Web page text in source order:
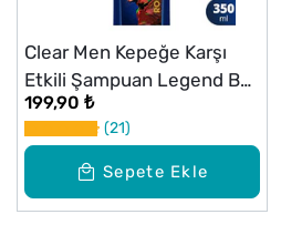
Sepete Ekle
Clear Men Kepeğe Karşı
Etkili Şampuan Legend By
CR7 350 ml
199,90 ₺
21